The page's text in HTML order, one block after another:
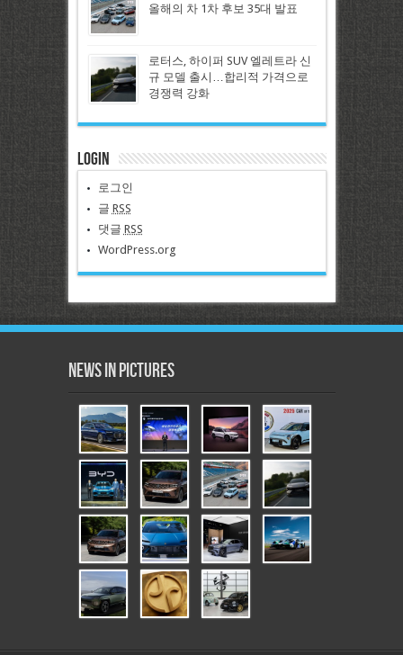
올해의 차 1차 후보 35대 발표
로터스, 하이퍼 SUV 엘레트라 신
규 모델 출시…합리적 가격으로
경쟁력 강화
Login
로그인
글 RSS
댓글 RSS
WordPress.org
News in Pictures